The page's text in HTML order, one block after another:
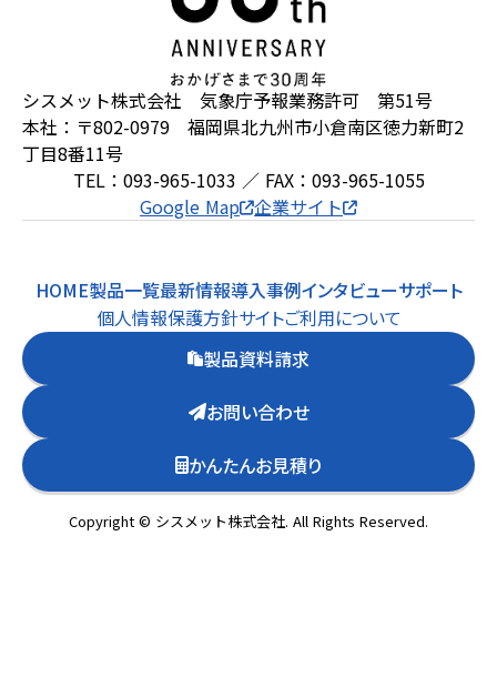
シスメット株式会社 気象庁予報業務許可 第51号
本社：〒802-0979 福岡県北九州市小倉南区徳力新町2
丁目8番11号
TEL：093-965-1033 ／ FAX：093-965-1055
Google Map 企業サイト
HOME製品一覧最新情報導入事例インタビューサポート
個人情報保護方針サイトご利用について
製品資料請求
お問い合わせ
かんたんお見積り
Copyright © シスメット株式会社. All Rights Reserved.